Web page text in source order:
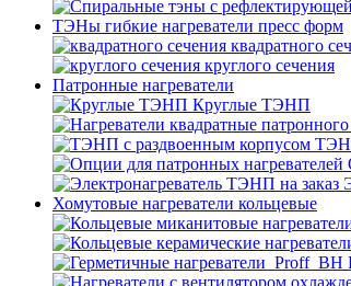
ТЭНы гибкие нагреватели пресс форм
квадратного
круглого сечения
Патронные нагреватели
Круглые ТЭНП
Хомутовые нагреватели кольцевые